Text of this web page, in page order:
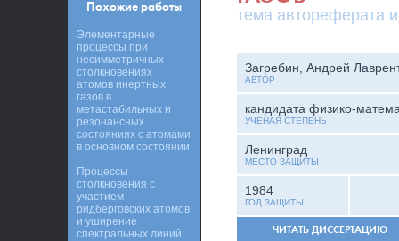
тема автореферата
Загребин, Андрей
АВТОР
кандидата физико-
УЧЕНАЯ СТЕПЕНЬ
Ленинград
МЕСТО ЗАЩИТЫ
1984
ГОД ЗАЩИТЫ
ЧИТАТЬ ДИССЕРТАЦИЮ
Похожие работы
Элементарные
процессы при
несимметричных
столкновениях
атомов инертных
газов в
метастабильных и
резонансных
состояниях с атомами
в основном состоянии
Процессы
столкновения с
участием
ридберговских атомов
и уширение
спектральных линий